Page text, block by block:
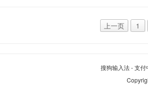
上一页 1
搜狗输入法-支付